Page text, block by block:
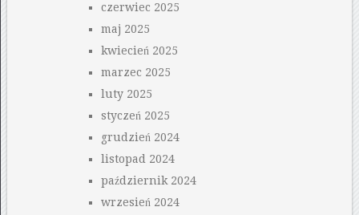
czerwiec 2025
maj 2025
kwiecień 2025
marzec 2025
luty 2025
styczeń 2025
grudzień 2024
listopad 2024
październik 2024
wrzesień 2024